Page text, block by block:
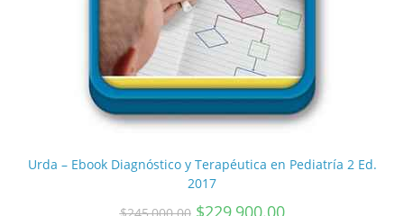
Urda – Ebook Diagnóstico y Terapéutica en Pediatría 2 Ed.
2017
$229,900.00